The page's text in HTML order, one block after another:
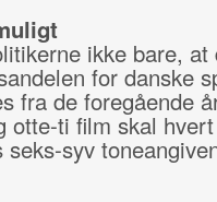
ikke bare, at
for danske
fra de foregående
otte-ti film skal
syv